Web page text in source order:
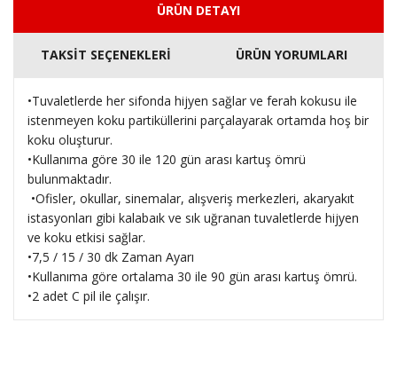
ÜRÜN DETAYI
TAKSİT SEÇENEKLERİ ÜRÜN YORUMLARI
•Tuvaletlerde her sifonda hijyen sağlar ve ferah kokusu ile
istenmeyen koku partiküllerini parçalayarak ortamda hoş bir
koku oluşturur.
•Kullanıma göre 30 ile 120 gün arası kartuş ömrü
bulunmaktadır.
•Ofisler, okullar, sinemalar, alışveriş merkezleri, akaryakıt
istasyonları gibi kalabaık ve sık uğranan tuvaletlerde hijyen
ve koku etkisi sağlar.
•7,5 / 15 / 30 dk Zaman Ayarı
•Kullanıma göre ortalama 30 ile 90 gün arası kartuş ömrü.
•2 adet C pil ile çalışır.